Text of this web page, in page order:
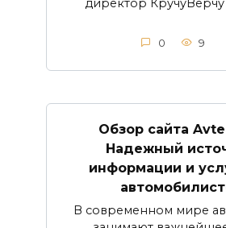
директор КручуВерчу
0 9
Обзор сайта
Надежный
информации и
В современном мире